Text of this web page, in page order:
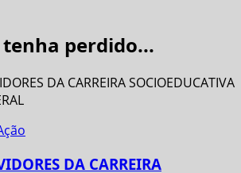
tenha perdido...
DA CARREIRA